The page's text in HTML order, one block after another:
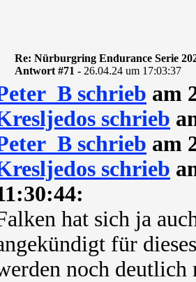
Re: Nürburgring Endurance Serie
Antwort #71 - 26.04.24 um 17:03:37
schrieb am
schrieb
schrieb am
schrieb
hat sich ja
für
noch deutlich